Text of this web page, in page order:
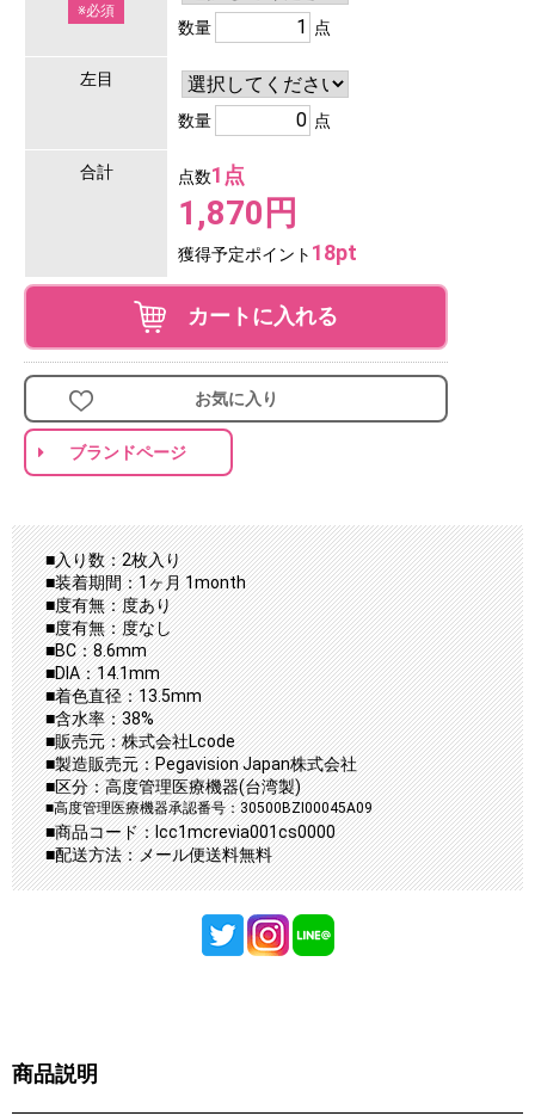
※必須
数量 点
左目
数量 点
合計 点数1点
1,870円
獲得予定ポイント 18pt
カートに入れる
お気に入り
ブランドページ
■入り数：2枚入り
■装着期間：1ヶ月 1month
■度有無：度あり
■度有無：度なし
■BC：8.6mm
■DIA：14.1mm
■着色直径：13.5mm
■含水率：38%
■販売元：株式会社Lcode
■製造販売元：Pegavision Japan株式会社
■区分：高度管理医療機器(台湾製)
■高度管理医療機器承認番号：30500BZI00045A09
■商品コード：lcc1mcrevia001cs0000
■配送方法：メール便送料無料
商品説明